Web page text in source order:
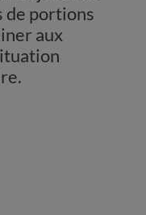
de portions
aux